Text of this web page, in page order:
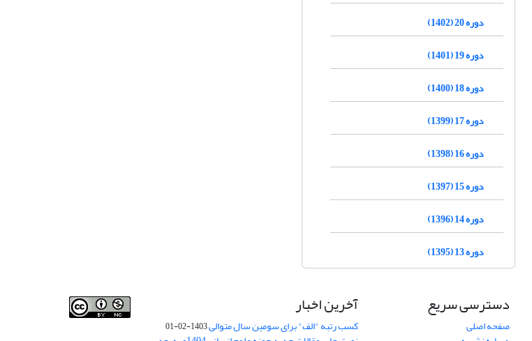
دوره 20 (1402)
دوره 19 (1401)
دوره 18 (1400)
دوره 17 (1399)
دوره 16 (1398)
دوره 15 (1397)
دوره 14 (1396)
دوره 13 (1395)
دسترسی سریع
صفحه اصلی
آخرین اخبار
کسب رتبه "الف" برای سومین سال متوالی1403-02-01